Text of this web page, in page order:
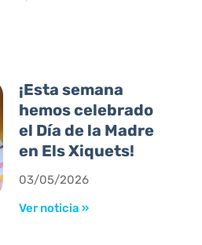
¡Esta semana
hemos celebrado
el Día de la Madre
en Els Xiquets!
03/05/2026
Ver noticia »